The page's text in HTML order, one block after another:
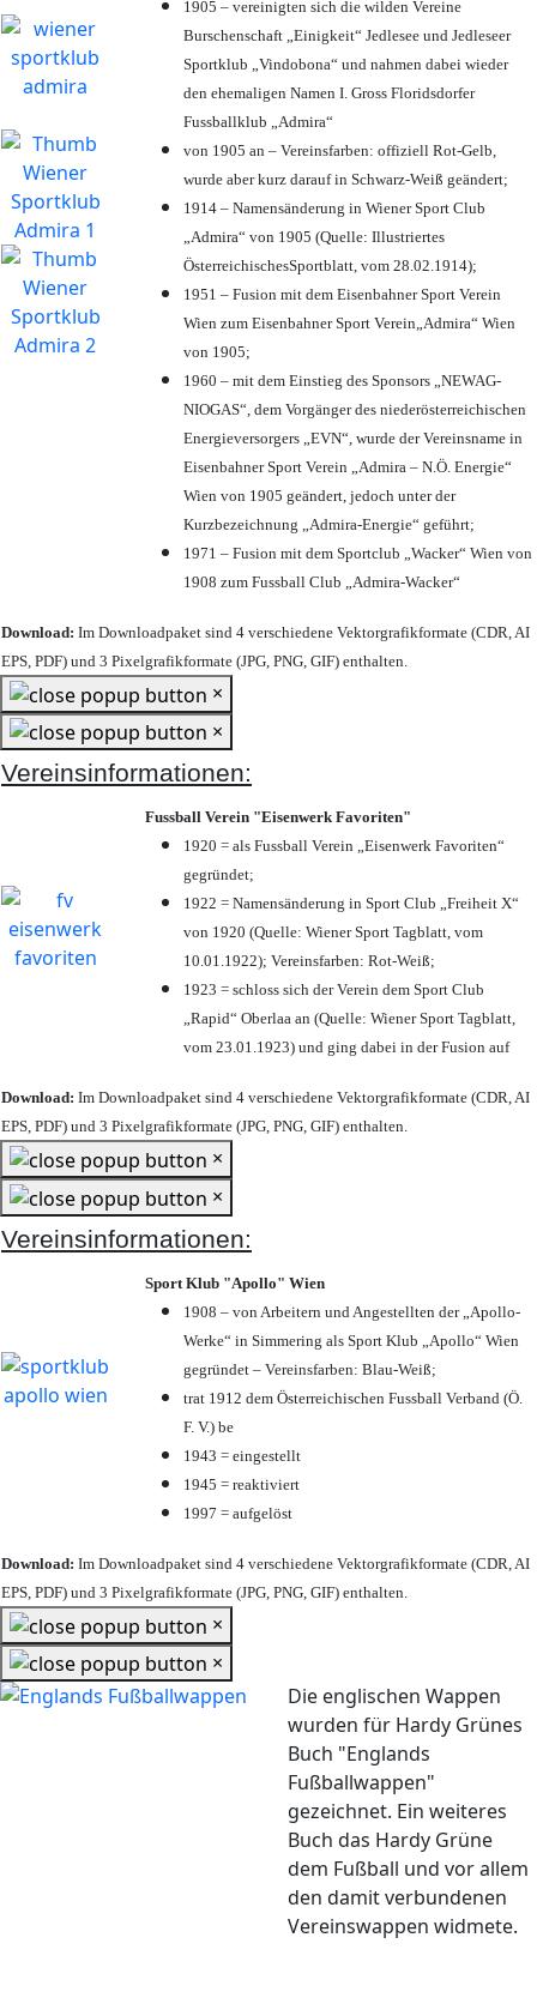
1905 – vereinigten sich die wilden Vereine
Burschenschaft „Einigkeit“ Jedlesee und Jedleseer
Sportklub „Vindobona“ und nahmen dabei wieder
den ehemaligen Namen I. Gross Floridsdorfer
Fussballklub „Admira“
von 1905 an – Vereinsfarben: offiziell Rot-Gelb,
wurde aber kurz darauf in Schwarz-Weiß geändert;
1914 – Namensänderung in Wiener Sport Club
„Admira“ von 1905 (Quelle: Illustriertes
ÖsterreichischesSportblatt, vom 28.02.1914);
1951 – Fusion mit dem Eisenbahner Sport Verein
Wien zum Eisenbahner Sport Verein„Admira“ Wien
von 1905;
1960 – mit dem Einstieg des Sponsors „NEWAG-
NIOGAS“, dem Vorgänger des niederösterreichischen
Energieversorgers „EVN“, wurde der Vereinsname in
Eisenbahner Sport Verein „Admira – N.Ö. Energie“
Wien von 1905 geändert, jedoch unter der
Kurzbezeichnung „Admira-Energie“ geführt;
1971 – Fusion mit dem Sportclub „Wacker“ Wien von
1908 zum Fussball Club „Admira-Wacker“
Download: Im Downloadpaket sind 4 verschiedene Vektorgrafikformate (CDR, AI
EPS, PDF) und 3 Pixelgrafikformate (JPG, PNG, GIF) enthalten.
×
×
Vereinsinformationen:
Fussball Verein "Eisenwerk Favoriten"
1920 = als Fussball Verein „Eisenwerk Favoriten“
gegründet;
1922 = Namensänderung in Sport Club „Freiheit X“
von 1920 (Quelle: Wiener Sport Tagblatt, vom
10.01.1922); Vereinsfarben: Rot-Weiß;
1923 = schloss sich der Verein dem Sport Club
„Rapid“ Oberlaa an (Quelle: Wiener Sport Tagblatt,
vom 23.01.1923) und ging dabei in der Fusion auf
Download: Im Downloadpaket sind 4 verschiedene Vektorgrafikformate (CDR, AI
EPS, PDF) und 3 Pixelgrafikformate (JPG, PNG, GIF) enthalten.
×
×
Vereinsinformationen:
Sport Klub "Apollo" Wien
1908 – von Arbeitern und Angestellten der „Apollo-
Werke“ in Simmering als Sport Klub „Apollo“ Wien
gegründet – Vereinsfarben: Blau-Weiß;
trat 1912 dem Österreichischen Fussball Verband (Ö.
F. V.) be
1943 = eingestellt
1945 = reaktiviert
1997 = aufgelöst
Download: Im Downloadpaket sind 4 verschiedene Vektorgrafikformate (CDR, AI
EPS, PDF) und 3 Pixelgrafikformate (JPG, PNG, GIF) enthalten.
×
×
Die englischen Wappen
wurden für Hardy Grünes
Buch "Englands
Fußballwappen"
gezeichnet. Ein weiteres
Buch das Hardy Grüne
dem Fußball und vor allem
den damit verbundenen
Vereinswappen widmete.